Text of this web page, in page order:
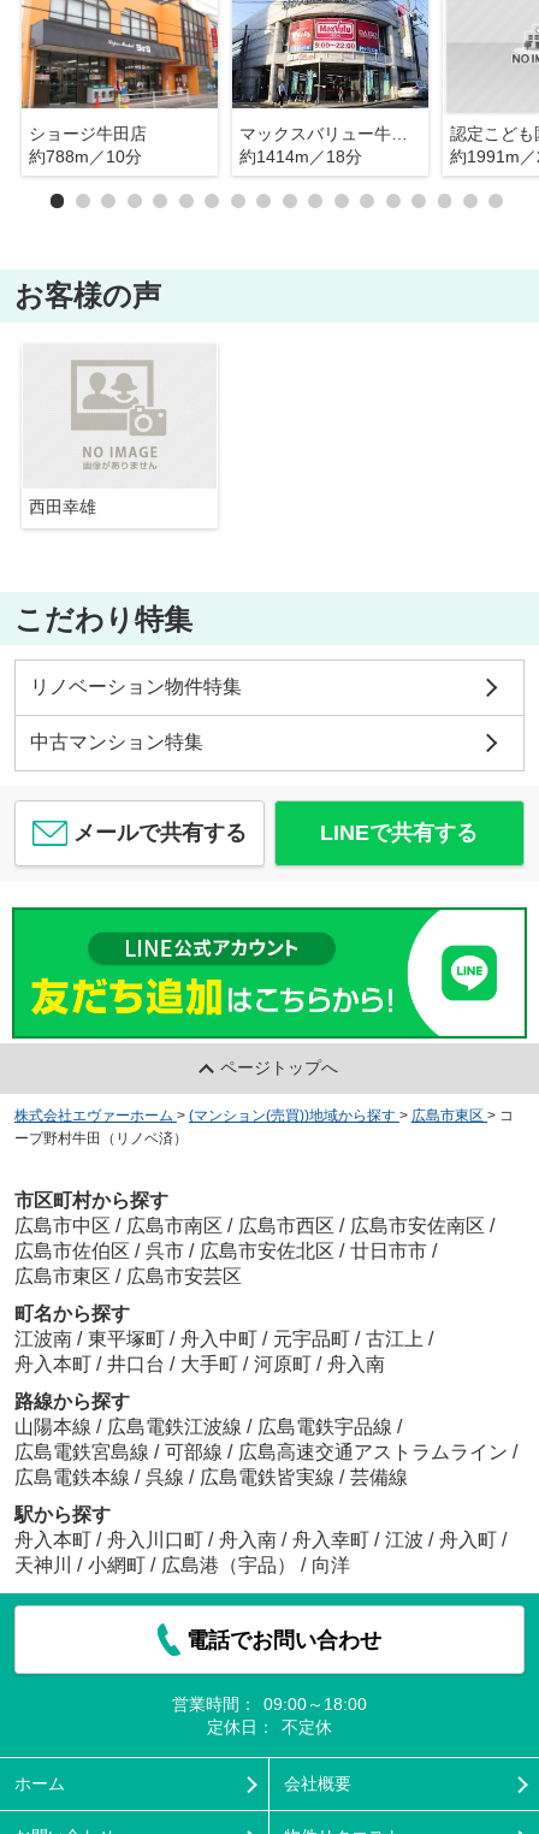
ショージ牛田店
約788m／10分
マックスバリュー牛田店
約1414m／18分
約1991m
お客様の声
西田幸雄
こだわり特集
リノベーション物件特集
中古マンション特集
メールで共有する LINEで共有する
ページトップへ
株式会社エヴァーホーム > (マンション(売買))地域から探す > 広島市東区 > コ
ープ野村牛田（リノベ済）
市区町村から探す
広島市中区 / 広島市南区 / 広島市西区 / 広島市安佐南区 /
広島市佐伯区 / 呉市 / 広島市安佐北区 / 廿日市市 /
広島市東区 / 広島市安芸区
町名から探す
江波南 / 東平塚町 / 舟入中町 / 元宇品町 / 古江上 /
舟入本町 / 井口台 / 大手町 / 河原町 / 舟入南
路線から探す
山陽本線 / 広島電鉄江波線 / 広島電鉄宇品線 /
広島電鉄宮島線 / 可部線 / 広島高速交通アストラムライン /
広島電鉄本線 / 呉線 / 広島電鉄皆実線 / 芸備線
駅から探す
舟入本町 / 舟入川口町 / 舟入南 / 舟入幸町 / 江波 / 舟入町 /
天神川
/ 小網町 / 広島港（宇品） / 向洋
電話でお問い合わせ
営業時間：
09:00～18:00
定休日：
不定休
ホーム 会社概要